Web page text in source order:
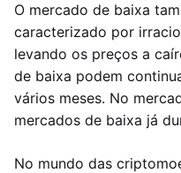
O mercado de baixa
caracterizado por
levando os preços a
de baixa podem
vários meses. No
mercados de baixa já
No mundo das